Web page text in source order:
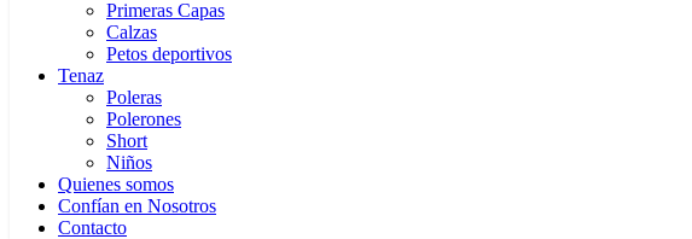
Primeras Capas
Calzas
Petos deportivos
Tenaz
Poleras
Polerones
Short
Niños
Quienes somos
Confían en Nosotros
Contacto